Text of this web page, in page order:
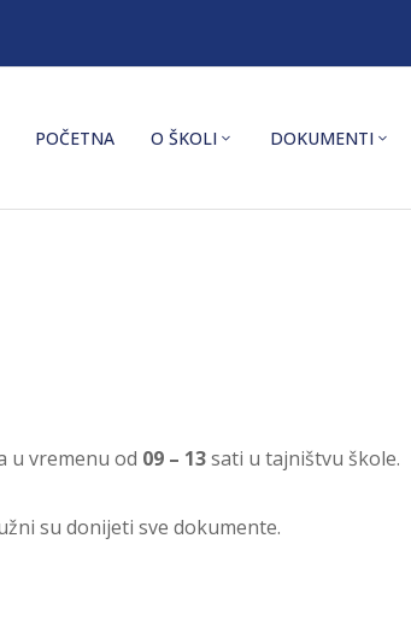
POČETNA O ŠKOLI DOKUMENTI
u vremenu od 09 – 13sati u tajništvu škole.
su donijeti sve dokumente.